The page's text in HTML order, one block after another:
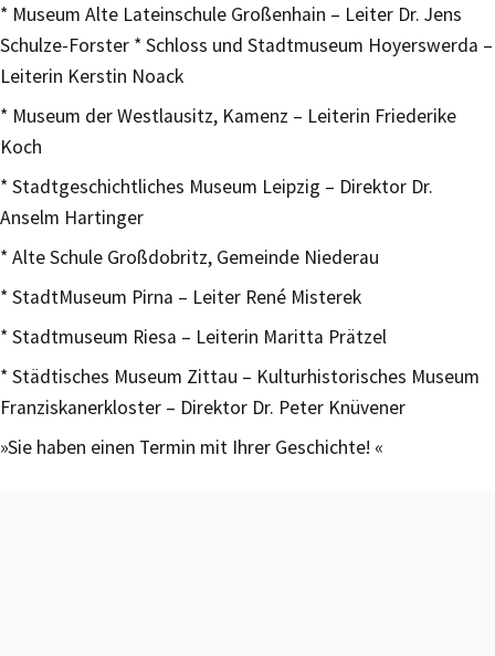
* Museum Alte Lateinschule Großenhain – Leiter Dr. Jens
Schulze-Forster * Schloss und Stadtmuseum Hoyerswerda –
Leiterin Kerstin Noack
* Museum der Westlausitz, Kamenz – Leiterin Friederike
Koch
* Stadtgeschichtliches Museum Leipzig – Direktor Dr.
Anselm Hartinger
* Alte Schule Großdobritz, Gemeinde Niederau
* StadtMuseum Pirna – Leiter René Misterek
* Stadtmuseum Riesa – Leiterin Maritta Prätzel
* Städtisches Museum Zittau – Kulturhistorisches Museum
Franziskanerkloster – Direktor Dr. Peter Knüvener
»Sie haben einen Termin mit Ihrer Geschichte! «